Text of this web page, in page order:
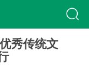
秀传统文